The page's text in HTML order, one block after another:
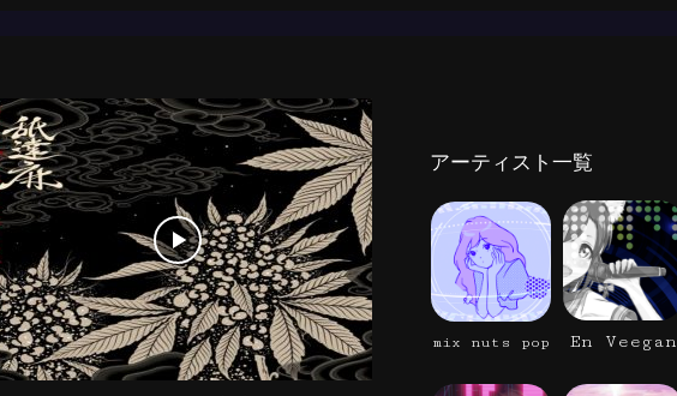
アーティスト一覧
mix nuts pop En Veegan